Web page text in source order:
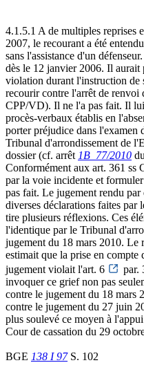
4.1.5.1 A de multiples reprises
2007, le recourant a été
sans l'assistance d'un
dès le 12 janvier 2006. Il
violation durant l'instruction de
recourir contre l'arrêt de
CPP/VD). Il ne l'a pas fait. Il
procès-verbaux établis en
porter préjudice dans l'examen
Tribunal d'arrondissement de
dossier (cf. arrêt 1B_77/2010
Conformément aux art. 361 ss
par la voie incidente et
pas fait. Le jugement rendu
diverses déclarations faites par
tire plusieurs réflexions. Ces
l'identique par le Tribunal
jugement du 18 mars 2010. Le
estimait que la prise en compte
jugement violait l'art. 6
par.
invoquer ce grief non pas
contre le jugement du 18 mars
contre le jugement du 27 juin
plus soulevé ce moyen à
Cour de cassation du 29
BGE 138 I 97S. 102